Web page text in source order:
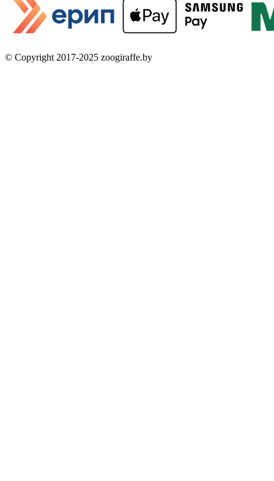
© Copyright 2017-2025 zoogiraffe.by